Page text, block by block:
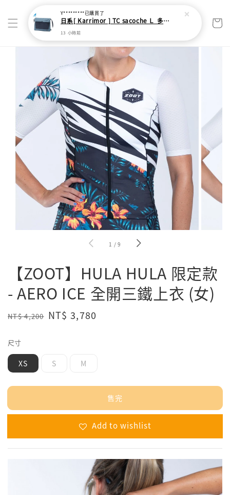
1 /9
【ZOOT】HULA HULA 限定款
- AERO ICE 全開三鐵上衣 (女)
Regular
NT$ 4,200 Sale
NT$ 3,780
尺寸
XS S M
售完
Add to wishlist
Y*********已購買了
日系[ Karrimor ] TC sacoche Ｌ 多功能輕旅收納袋
13 小時前